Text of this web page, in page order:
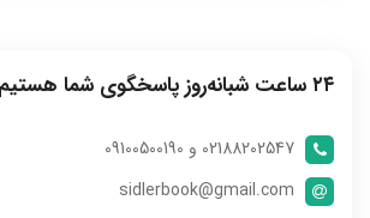
۲۴ ساعت شبانه‌روز پاسخگوی شما هستیم
02188202547 و 09100500190
sidlerbook@gmail.com